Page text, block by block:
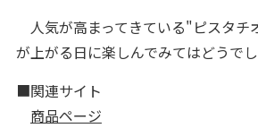
人気が高まってきている"ピスタチ
が上がる日に楽しんでみてはどうでし
■関連サイト
商品ページ